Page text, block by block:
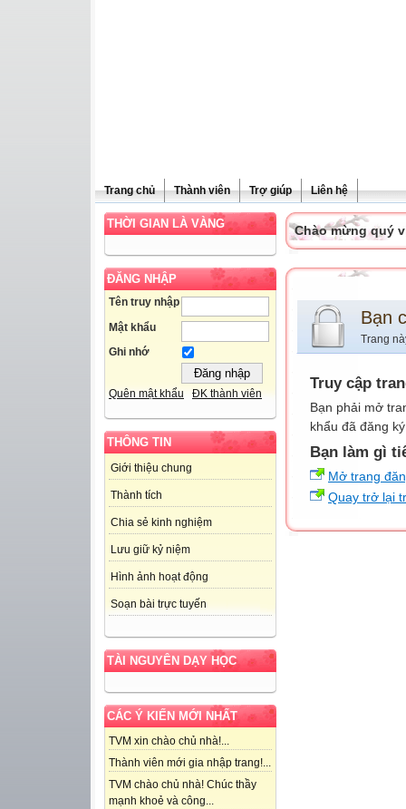
Trang chủ Thành viên Trợ giúp Liên hệ
THỜI GIAN LÀ VÀNG
ĐĂNG NHẬP
Tên truy nhập
Mật khẩu
Ghi nhớ
Quên mật khẩu ĐK thành viên
THÔNG TIN
Giới thiệu chung
Thành tích
Chia sẻ kinh nghiệm
Lưu giữ kỷ niệm
Hình ảnh hoạt động
Soạn bài trực tuyến
TÀI NGUYÊN DẠY HỌC
CÁC Ý KIẾN MỚI NHẤT
TVM xin chào chủ nhà!...
Thành viên mới gia nhập trang!...
TVM chào chủ nhà! Chúc thầy
mạnh khoẻ và công...
Chào mừng quý
Bạn
Trang
Truy cập
Bạn phải mở
khẩu đã đăng
Bạn làm gì
Mở trang
Quay trở lại